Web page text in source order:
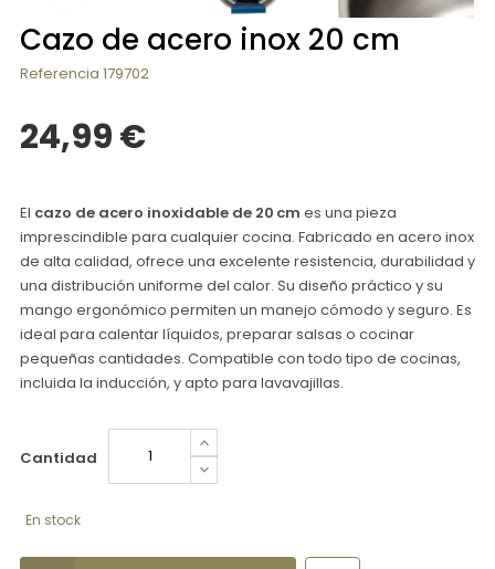
Cazo de acero inox 20 cm
Referencia 179702
24,99 €
El cazo de acero inoxidable de 20 cm es una pieza
imprescindible para cualquier cocina. Fabricado en acero inox
de alta calidad, ofrece una excelente resistencia, durabilidad y
una distribución uniforme del calor. Su diseño práctico y su
mango ergonómico permiten un manejo cómodo y seguro. Es
ideal para calentar líquidos, preparar salsas o cocinar
pequeñas cantidades. Compatible con todo tipo de cocinas,
incluida la inducción, y apto para lavavajillas.
Cantidad
En stock